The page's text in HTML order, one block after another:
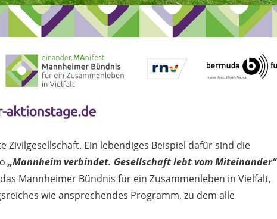
Ein lebendiges Beispiel dafür sind die
„Mannheim verbindet. Gesellschaft lebt vom Miteinander“
Mannheimer Bündnis für ein Zusammenleben in Vielfalt,
wie ansprechendes Programm, zu dem alle